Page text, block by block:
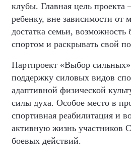
клубы. Главная цель
ребенку, вне зависимости от
достатка семьи, возможность
спортом и раскрывать свой
Партпроект «Выбор
поддержку силовых видов
адаптивной физической
силы духа. Особое место в
спортивная реабилитация и
активную жизнь участников
боевых действий.